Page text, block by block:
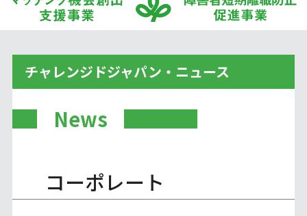
チャレンジドジャパン・ニュース
News
コーポレート